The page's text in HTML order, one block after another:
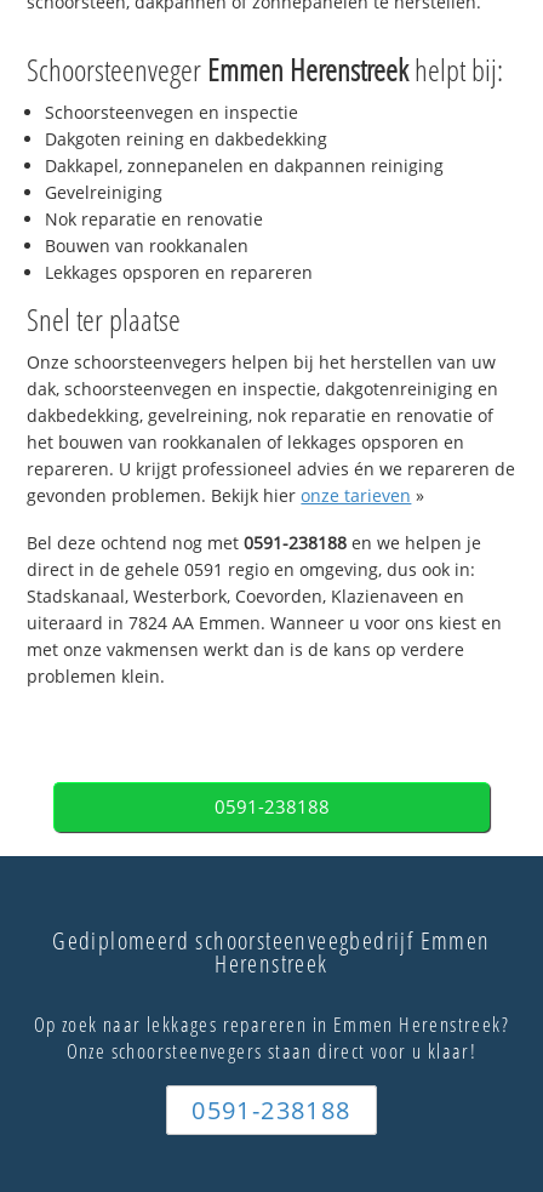
Schoorsteenveger Emmen Herenstreekhelpt bij:
Schoorsteenvegen en inspectie
Dakgoten reining en dakbedekking
Dakkapel, zonnepanelen en dakpannen reiniging
Gevelreiniging
Nok reparatie en renovatie
Bouwen van rookkanalen
Lekkages opsporen en repareren
Snel ter plaatse
Onze schoorsteenvegers helpen bij het herstellen van uw
dak, schoorsteenvegen en inspectie, dakgotenreiniging en
dakbedekking, gevelreining, nok reparatie en renovatie of
het bouwen van rookkanalen of lekkages opsporen en
repareren. U krijgt professioneel advies én we repareren de
gevonden problemen. Bekijk hieronze tarieven »
Bel deze ochtend nog met0591-238188 en we helpen je
direct in de gehele 0591 regio en omgeving, dus ook in:
Stadskanaal, Westerbork, Coevorden, Klazienaveen en
uiteraard in 7824 AA Emmen. Wanneer u voor ons kiest en
met onze vakmensen werkt dan is de kans op verdere
problemen klein.
0591-238188
Gediplomeerd schoorsteenveegbedrijf Emmen
Herenstreek
Op zoek naar lekkages repareren in Emmen Herenstreek?
Onze schoorsteenvegers staan direct voor u klaar!
0591-238188